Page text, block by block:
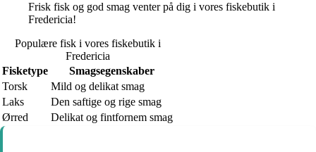
Frisk fisk og god smag venter på dig i vores fiskebutik i
Fredericia!
Populære fisk i vores fiskebutik i
Fredericia
Fisketype
Smagsegenskaber
Torsk
Mild og delikat smag
Laks
Den saftige og rige smag
Ørred
Delikat og fintfornem smag